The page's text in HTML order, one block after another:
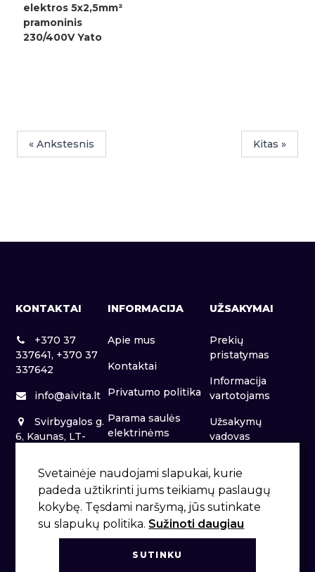
elektros 5x2,5mm²
pramoninis
230/400V Yato
« Ankstesnis Kitas »
KONTAKTAI
+370 37
337641, +370 37
337642
info@aivita.lt
Svirbygalos g.
6, Kaunas, LT-
INFORMACIJA
Apie mus
Kontaktai
Privatumo politika
Parama saulės
elektrinėms
UŽSAKYMAI
Prekių
pristatymas
Informacija
vartotojams
Užsakymų
vadovas
Svetainėje naudojami slapukai, kurie
padeda užtikrinti jums teikiamų paslaugų
kokybę. Tęsdami naršymą, jūs sutinkate
su slapukų politika. Sužinoti daugiau
SUTINKU